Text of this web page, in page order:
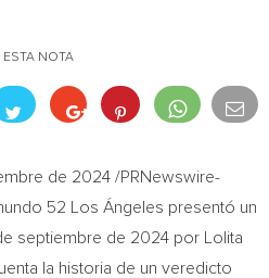
ESTA NOTA
de 2024 /PRNewswire-
52 Los Ángeles presentó un
septiembre de 2024 por Lolita
la historia de un veredicto